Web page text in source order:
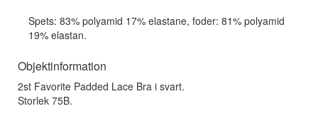
Spets: 83% polyamid 17% elastane, foder: 81% polyamid
19% elastan.
Objektinformation
2st Favorite Padded Lace Bra i svart.
Storlek 75B.